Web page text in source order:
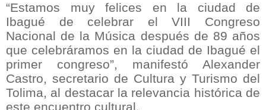
“Estamos muy felices en la ciudad de
Ibagué de celebrar el VIII Congreso
Nacional de la Música después de 89 años
que celebráramos en la ciudad de Ibagué el
primer congreso”, manifestó Alexander
Castro, secretario de Cultura y Turismo del
Tolima, al destacar la relevancia histórica de
este encuentro cultural.